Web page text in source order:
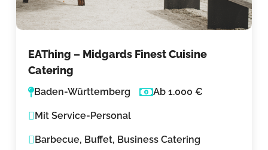
EAThing – Midgards Finest Cuisine
Catering
Baden-Württemberg Ab 1.000 €
Mit Service-Personal
Barbecue, Buffet, Business Catering